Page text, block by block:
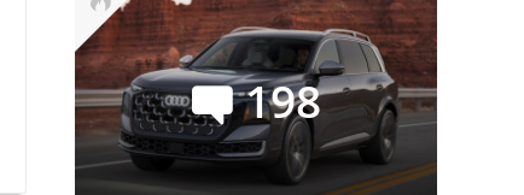
198